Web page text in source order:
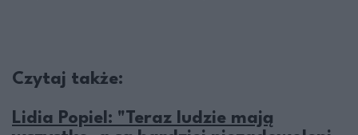
Czytaj także:
Lidia Popiel: "Teraz ludzie mają